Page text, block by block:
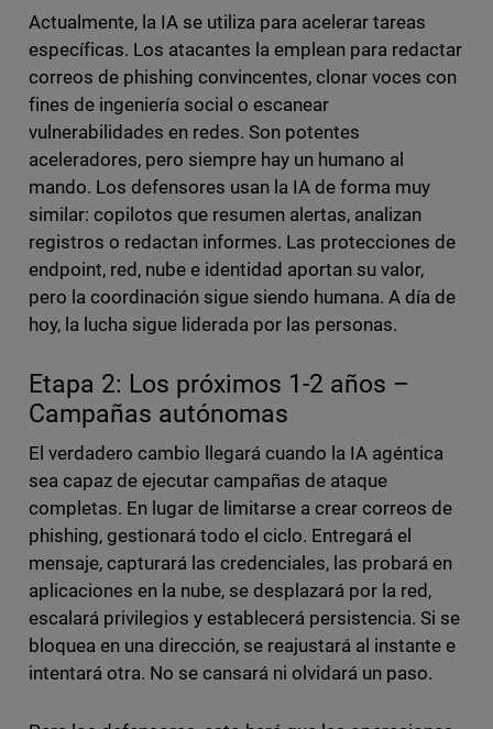
Actualmente, la IA se utiliza para acelerar tareas
específicas. Los atacantes la emplean para redactar
correos de phishing convincentes, clonar voces con
fines de ingeniería social o escanear
vulnerabilidades en redes. Son potentes
aceleradores, pero siempre hay un humano al
mando. Los defensores usan la IA de forma muy
similar: copilotos que resumen alertas, analizan
registros o redactan informes. Las protecciones de
endpoint, red, nube e identidad aportan su valor,
pero la coordinación sigue siendo humana. A día de
hoy, la lucha sigue liderada por las personas.
Etapa 2: Los próximos 1-2 años –
Campañas autónomas
El verdadero cambio llegará cuando la IA agéntica
sea capaz de ejecutar campañas de ataque
completas. En lugar de limitarse a crear correos de
phishing, gestionará todo el ciclo. Entregará el
mensaje, capturará las credenciales, las probará en
aplicaciones en la nube, se desplazará por la red,
escalará privilegios y establecerá persistencia. Si se
bloquea en una dirección, se reajustará al instante e
intentará otra. No se cansará ni olvidará un paso.